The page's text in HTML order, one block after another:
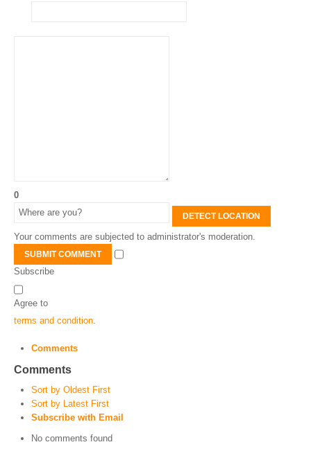
0
DETECT LOCATION
Your comments are subjected to administrator's moderation.
SUBMIT COMMENT
Subscribe
Agree to
terms and condition
Comments
Comments
Sort by Oldest First
Sort by Latest First
Subscribe with Email
No comments found